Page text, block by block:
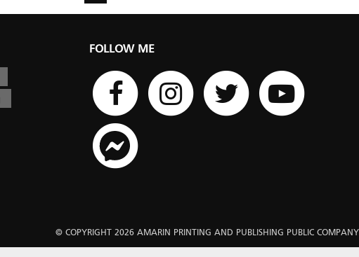
FOLLOW ME
© COPYRIGHT 2026 AMARIN PRINTING AND PUBLISHING PUBLIC